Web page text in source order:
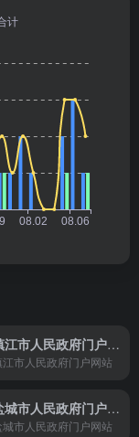
镇江市人民政府门户网站
江市人民政府门户网站
盐城市人民政府门户网站
城市人民政府门户网站